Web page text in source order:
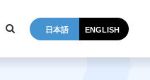
日本語 ENGLISH